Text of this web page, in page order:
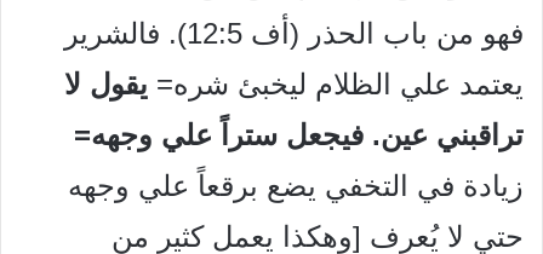
فهو من باب الحذر (أف 12:5). فالشرير
يعتمد علي الظلام ليخبئ شره= يقول لا
تراقبني عين. فيجعل ستراً علي وجهه=
زيادة في التخفي يضع برقعاً علي وجهه
حتي لا يُعرف [وهكذا يعمل كثير من